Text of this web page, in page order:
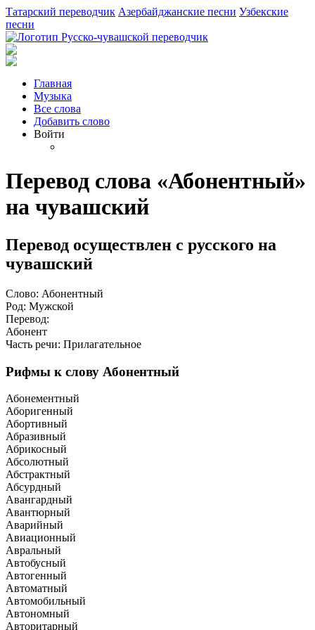
Татарский переводчик Азербайджанские песни Узбекские
песни
Главная
Музыка
Все слова
Добавить слово
Войти
Перевод слова «Абонентный»
на чувашский
Перевод осуществлен с русского на
чувашский
Слово: Абонентный
Род: Мужской
Перевод:
Абонент
Часть речи: Прилагательное
Рифмы к слову Абонентный
Абонементный
Аборигенный
Абортивный
Абразивный
Абрикосный
Абсолютный
Абстрактный
Абсурдный
Авангардный
Авантюрный
Аварийный
Авиационный
Авральный
Автобусный
Автогенный
Автоматный
Автомобильный
Автономный
Авторитарный